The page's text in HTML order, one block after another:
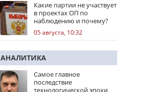
Какие партии не участвует
в проектах ОП по
наблюдению и почему?
05 августа, 10:32
АНАЛИТИКА
Самое главное
последствие
технологической эпохи